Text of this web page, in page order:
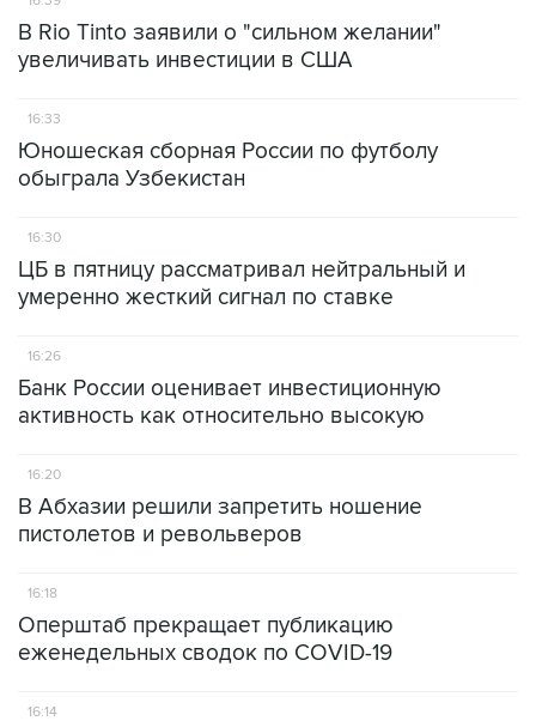
В Rio Tinto заявили о "сильном желании"
увеличивать инвестиции в США
16:33
Юношеская сборная России по футболу
обыграла Узбекистан
16:30
ЦБ в пятницу рассматривал нейтральный и
умеренно жесткий сигнал по ставке
16:26
Банк России оценивает инвестиционную
активность как относительно высокую
16:20
В Абхазии решили запретить ношение
пистолетов и револьверов
16:18
Оперштаб прекращает публикацию
еженедельных сводок по COVID-19
16:14